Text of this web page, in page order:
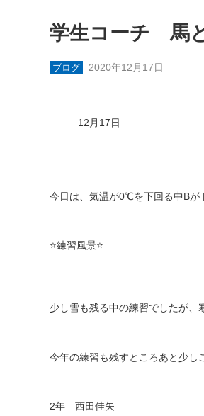
学生コーチ 馬
ブログ 2020年12月17日
12 月 17日
今日は、気温が0℃を下回る中Bが
⭐️練習風景⭐️
少し雪も残る中の練習でしたが
今年の練習も残すところあと少し
2年 西田佳矢